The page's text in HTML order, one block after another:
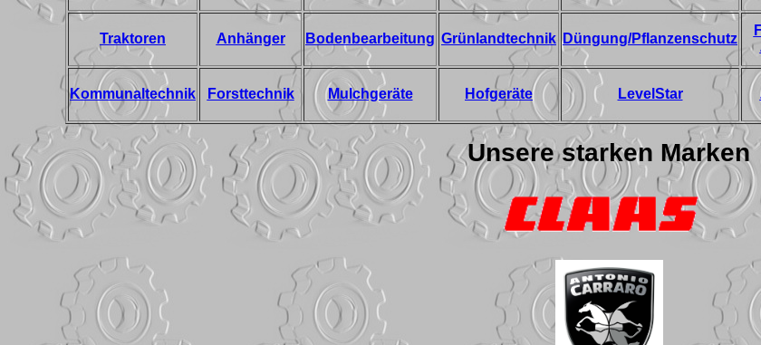
Traktoren Anhänger Bodenbearbeitung Grünlandtechnik Düngung/Pflanzenschutz
Kommunaltechnik Forsttechnik Mulchgeräte Hofgeräte LevelStar
Unsere starken Marken